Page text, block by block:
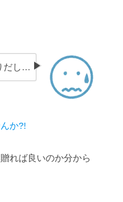
だし…
か?!
れば良いのか分から